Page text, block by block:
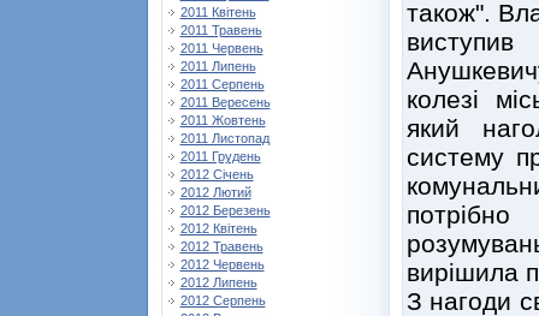
2011 Квітень
2011 Травень
2011 Червень
2011 Липень
2011 Серпень
2011 Вересень
2011 Жовтень
2011 Листопад
2011 Грудень
2012 Січень
2012 Лютий
2012 Березень
2012 Квітень
2012 Травень
2012 Червень
2012 Липень
2012 Серпень
також".
колезі
який
систему
вирішила
З нагоди